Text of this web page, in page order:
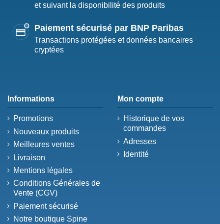
et suivant la disponibilité des produits
Paiement sécurisé par BNP Paribas
Transactions protégées et données bancaires
cryptées
Informations
Promotions
Nouveaux produits
Meilleures ventes
Livraison
Mentions légales
Conditions Générales de
Vente (CGV)
Paiement sécurisé
Notre boutique Spine
Mon compte
Historique de vos
commandes
Adresses
Identité